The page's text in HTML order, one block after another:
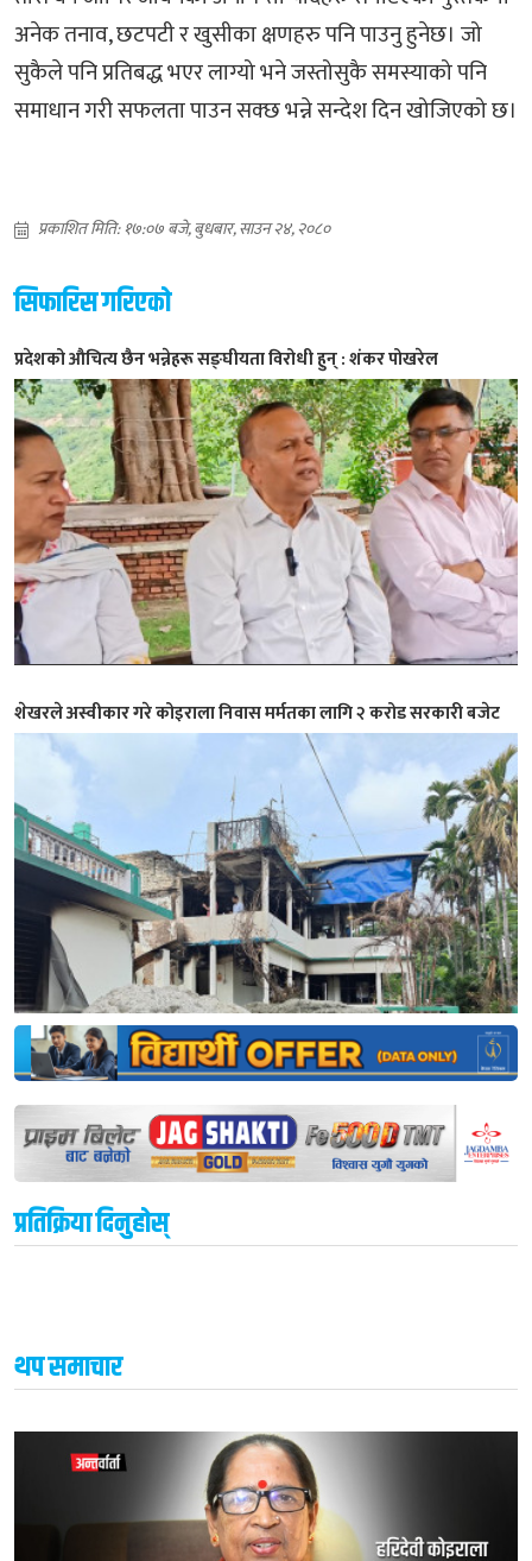
अनेक तनाव, छटपटी र खुसीका क्षणहरु पनि पाउनु हुनेछ। जो
सुकैले पनि प्रतिबद्ध भएर लाग्यो भने जस्तोसुकै समस्याको पनि
समाधान गरी सफलता पाउन सक्छ भन्ने सन्देश दिन खोजिएको छ।
प्रकाशित मिति: १७:०७ बजे, बुधबार, साउन २४, २०८०
सिफारिस गरिएको
प्रदेशको औचित्य छैन भन्नेहरू सङ्घीयता विरोधी हुन् : शंकर पोखरेल
शेखरले अस्वीकार गरे कोइराला निवास मर्मतका लागि २ करोड सरकारी बजेट
प्रतिक्रिया दिनुहोस्
थप समाचार